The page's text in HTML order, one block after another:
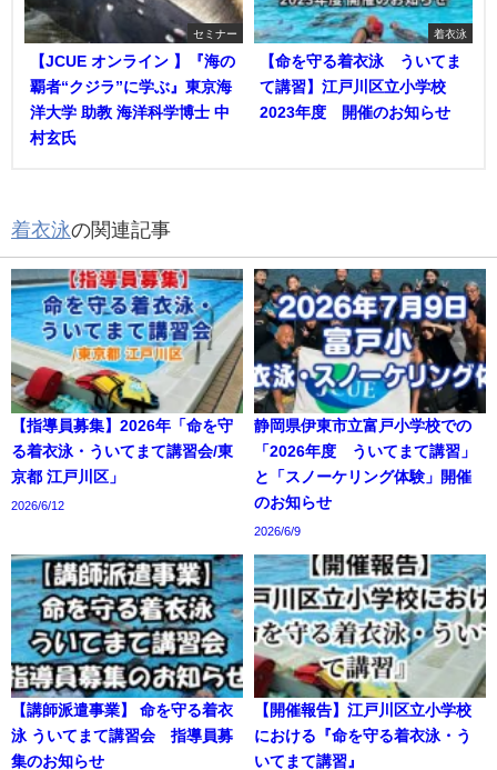
セミナー
【JCUE オンライン 】『海の
覇者“クジラ”に学ぶ』東京海
洋大学 助教 海洋科学博士 中
村玄氏
着衣泳
【命を守る着衣泳 ういてま
て講習】江戸川区立小学校
2023年度 開催のお知らせ
着衣泳の関連記事
【指導員募集】2026年「命を守
る着衣泳・ういてまて講習会/東
京都 江戸川区」
2026/6/12
静岡県伊東市立富戸小学校での
「2026年度 ういてまて講習」
と「スノーケリング体験」開催
のお知らせ
2026/6/9
【講師派遣事業】 命を守る着衣
泳 ういてまて講習会 指導員募
集のお知らせ
【開催報告】江戸川区立小学校
における『命を守る着衣泳・う
いてまて講習』